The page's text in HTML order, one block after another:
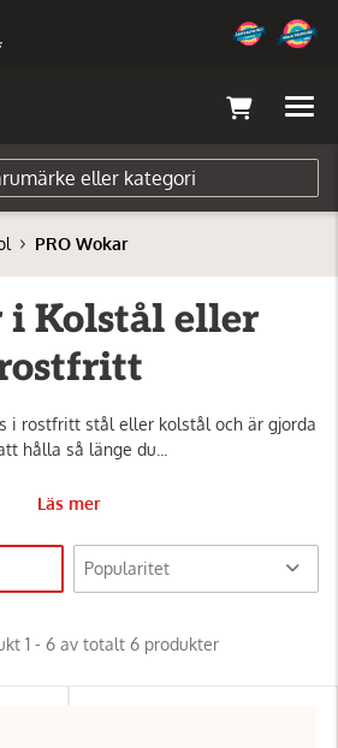
PRO Wokar
i Kolstål eller
i rostfritt stål eller kolstål och är gjorda
hålla så länge du...
Läs mer
1 - 6 av totalt 6 produkter